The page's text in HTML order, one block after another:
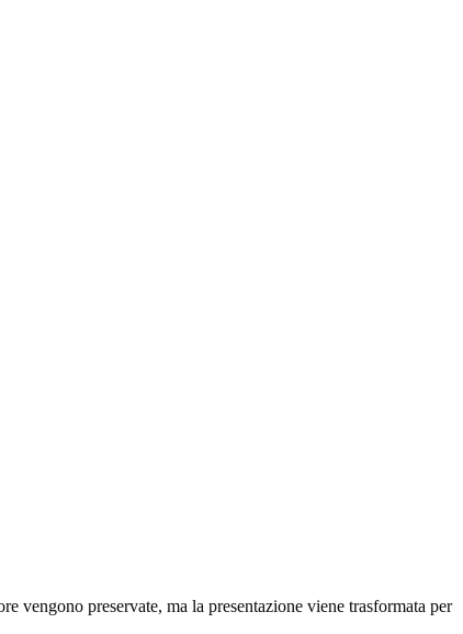
preservate, ma la presentazione viene trasformata per